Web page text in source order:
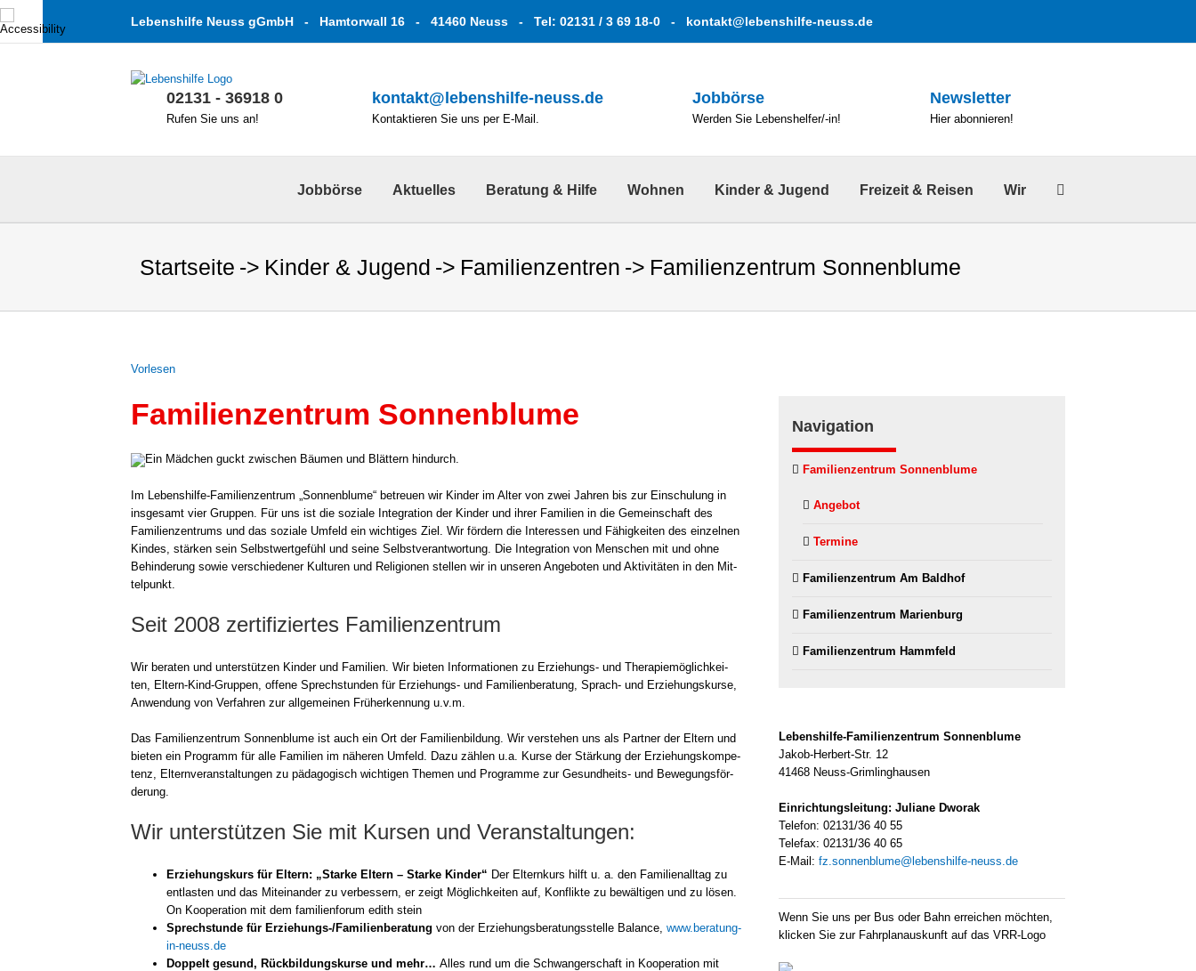
Zum
Inhalt
springen
Lebenshilfe Neuss gGmbH - Hamtorwall 16 - 41460 Neuss - Tel: 02131 / 3 69 18-0 - kontakt@lebenshilfe-neuss.de
02131 - 36918 0
Rufen Sie uns an!
kontakt@lebenshilfe-neuss.de
Kontaktieren Sie uns per E-Mail.
Jobbörse
Werden Sie Lebenshelfer/-in!
Newsletter
Hier abonnieren!
Jobbörse Aktuelles Beratung & Hilfe Wohnen Kinder & Jugend Freizeit & Reisen Wir
Startseite Kinder & Jugend Familienzentren Familienzentrum Sonnenblume
Vor­le­sen
Familienzentrum Sonnenblume
Im Lebenshilfe-Familienzentrum „Son­nen­blu­me“ betreu­en wir Kin­der im Alter von zwei Jah­ren bis zur Ein­schu­lung in
ins­ge­samt vier Grup­pen. Für uns ist die sozia­le Inte­gra­ti­on der Kin­der und ihrer Fami­li­en in die Gemein­schaft des
Fami­li­en­zen­trums und das sozia­le Umfeld ein wich­ti­ges Ziel. Wir för­dern die Inter­es­sen und Fähig­kei­ten des ein­zel­nen
Kin­des, stär­ken sein Selbst­wert­ge­fühl und sei­ne Selbst­ver­ant­wor­tung. Die Inte­gra­ti­on von Men­schen mit und ohne
Behin­de­rung sowie ver­schie­de­ner Kul­tu­ren und Reli­gio­nen stel­len wir in unse­ren Ange­bo­ten und Akti­vi­tä­ten in den Mit­
tel­punkt.
Seit 2008 zertifiziertes Familienzentrum
Wir bera­ten und unter­stüt­zen Kin­der und Fami­li­en. Wir bie­ten Infor­ma­tio­nen zu Erziehungs- und The­ra­pie­mög­lich­kei­
ten, Eltern-Kind-Gruppen, offe­ne Sprech­stun­den für Erziehungs- und Fami­li­en­be­ra­tung, Sprach- und Erzie­hungs­kur­se,
Anwen­dung von Ver­fah­ren zur all­ge­mei­nen Früh­erken­nung u.v.m.
Das Fami­li­en­zen­trum Son­nen­blu­me ist auch ein Ort der Fami­li­en­bil­dung. Wir ver­ste­hen uns als Part­ner der Eltern und
bie­ten ein Pro­gramm für alle Fami­li­en im nähe­ren Umfeld. Dazu zäh­len u.a. Kur­se der Stär­kung der Erzie­hungs­kom­pe­
tenz, Eltern­ver­an­stal­tun­gen zu päd­ago­gisch wich­ti­gen The­men und Pro­gram­me zur Gesundheits- und Bewe­gungs­för­
de­rung.
Wir unterstützen Sie mit Kursen und Veranstaltungen:
Erzie­hungs­kurs für Eltern: „Star­ke Eltern – Star­ke Kin­der“ Der Eltern­kurs hilft u. a. den Fami­li­en­all­tag zu
ent­las­ten und das Mit­ein­an­der zu ver­bes­sern, er zeigt Mög­lich­kei­ten auf, Kon­flik­te zu bewäl­ti­gen und zu lösen.
On Koope­ra­ti­on mit dem fami­li­en­fo­rum edith stein
Sprech­stun­de für Erziehungs-/Familienberatung von der Erzie­hungs­be­ra­tungs­stel­le Balan­ce, www.beratung-
in-neuss.de
Dop­pelt gesund, Rück­bil­dungs­kur­se und mehr… Alles rund um die Schwan­ger­schaft in Koope­ra­ti­on mit
Navigation
Fami­li­en­zen­trum Son­nen­blu­me
Ange­bot
Ter­mi­ne
Fami­li­en­zen­trum Am Bald­hof
Fami­li­en­zen­trum Mari­en­burg
Fami­li­en­zen­trum Hamm­feld
Lebenshilfe-Familienzentrum Son­nen­blu­me
Jakob-Herbert-Str. 12
41468 Neuss-Grimlinghausen
Ein­rich­tungs­lei­tung: Julia­ne Dwo­r­ak
Tele­fon: 02131/36 40 55
Tele­fax: 02131/36 40 65
E‑Mail: fz.sonnenblume@lebenshilfe-neuss.de
Wenn Sie uns per Bus oder Bahn errei­chen möch­ten,
kli­cken Sie zur Fahr­plan­aus­kunft auf das VRR-Logo